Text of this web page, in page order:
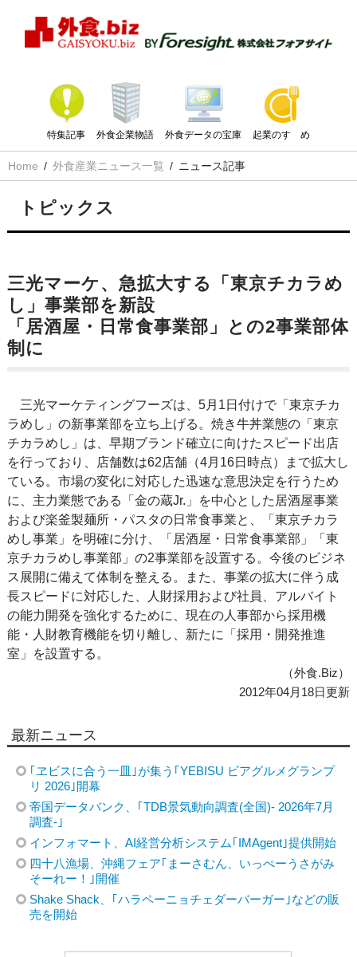
特集記事 外食企業物語 外食データの宝庫 起業のすゝめ
Home 外食産業ニュース一覧 ニュース記事
トピックス
三光マーケ、急拡大する「東京チカラめ
し」事業部を新設
「居酒屋・日常食事業部」との2事業部体
制に
三光マーケティングフーズは、5月1日付けで「東京チカ
ラめし」の新事業部を立ち上げる。焼き牛丼業態の「東京
チカラめし」は、早期ブランド確立に向けたスピード出店
を行っており、店舗数は62店舗（4月16日時点）まで拡大し
ている。市場の変化に対応した迅速な意思決定を行うため
に、主力業態である「金の蔵Jr.」を中心とした居酒屋事業
および楽釜製麺所・パスタの日常食事業と、「東京チカラ
めし事業」を明確に分け、「居酒屋・日常食事業部」「東
京チカラめし事業部」の2事業部を設置する。今後のビジネ
ス展開に備えて体制を整える。また、事業の拡大に伴う成
長スピードに対応した、人財採用および社員、アルバイト
の能力開発を強化するために、現在の人事部から採用機
能・人財教育機能を切り離し、新たに「採用・開発推進
室」を設置する。
（外食.Biz）
2012年04月18日更新
最新ニュース
｢ヱビスに合う一皿｣が集う｢YEBISU ビアグルメグランプ
リ 2026｣開幕
帝国データバンク、｢TDB景気動向調査(全国)- 2026年7月
調査-｣
インフォマート、AI経営分析システム｢IMAgent｣提供開始
四十八漁場、沖縄フェア｢まーさむん、いっぺーうさがみ
そーれー！｣開催
Shake Shack、｢ハラペーニョチェダーバーガー｣などの販
売を開始